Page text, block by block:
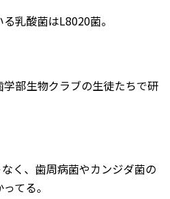
乳酸菌はL8020菌。
部生物クラブの生徒たちで研
く、歯周病菌やカンジダ菌の
てる。